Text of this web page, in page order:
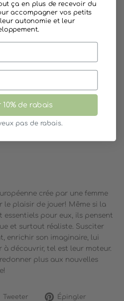
et plus
crée par une femme
le plaisir de jouer! Même si la
pour eux, ils pensent
et surtout réaliste. Susciter
enrichir son imaginaire, lui
découvrir, tel est leur moteur.
plus aux nouvelles
Tweeter
TweeterÉpingler
ça en plus de recevoir du
accompagner vos petits
autonomie et leur
de rabais
pas de rabais.